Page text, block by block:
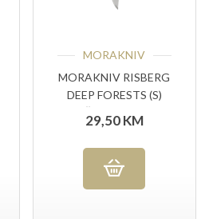
MORAKNIV
MORAKNIV RISBERG
DEEP FORESTS (S)
UPOTREBU
29,50KM